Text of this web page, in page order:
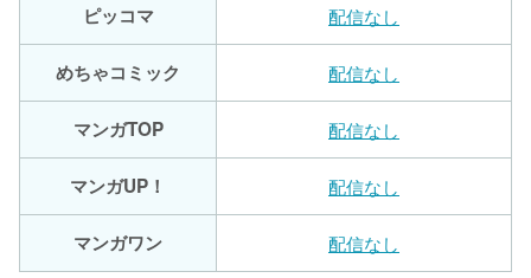
ピッコマ 配信なし
めちゃコミック 配信なし
マンガTOP 配信なし
マンガUP！ 配信なし
マンガワン 配信なし